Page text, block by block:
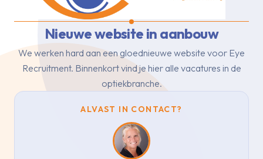
Nieuwe website in aanbouw
We werken hard aan een gloednieuwe website voor Eye
Recruitment. Binnenkort vind je hier alle vacatures in de
optiekbranche.
ALVAST IN CONTACT?